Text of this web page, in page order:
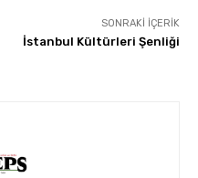
SONRAKI İÇERIK
İstanbul Kültürleri Şenliği